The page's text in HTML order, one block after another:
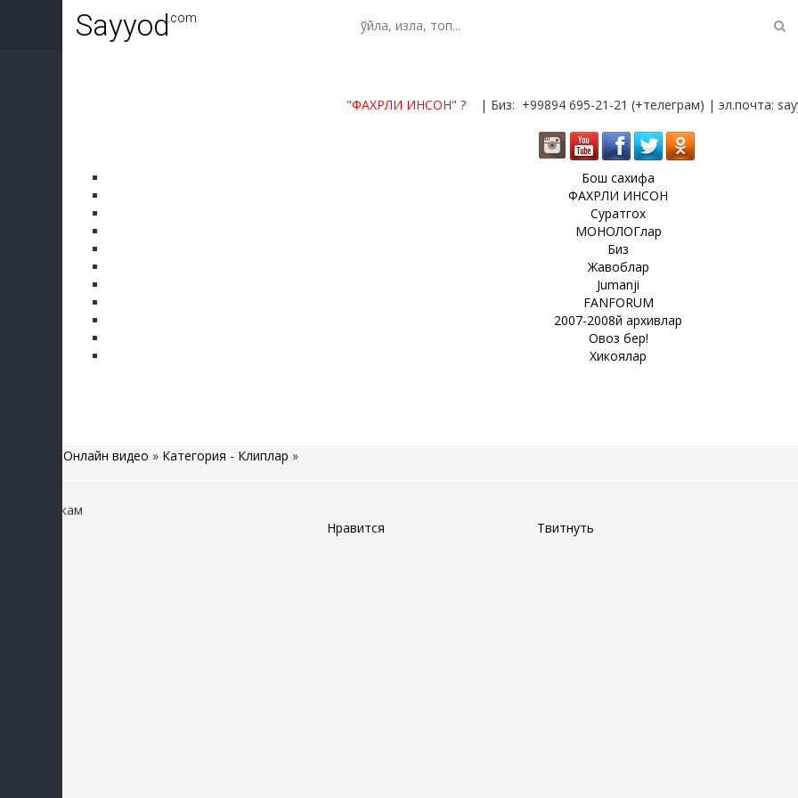
Sayyod.com
"ФАХРЛИ ИНСОН"? | Биз: +99894 695-21-21 (+телеграм) | эл.почта:
Бош сахифа
ФАХРЛИ ИНСОН
Суратгох
МОНОЛОГлар
Биз
Жавоблар
Jumanji
FANFORUM
2007-2008й архивлар
Овоз бер!
Хикоялар
Онлайн видео » Категория - Клиплар »
Хусан - Эркам
Нравится
Твитнуть